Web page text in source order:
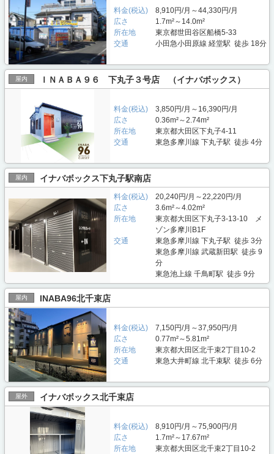
料金(税込)
8,910円/月～44,330円/月
広さ
1.7m²～14.0m²
所在地
東京都世田谷区船橋5-33
交通
小田急小田原線 経堂駅 徒歩 18分
屋内 ＩＮＡＢＡ９６ 下丸子３号店 （イナバボックス）
料金(税込)
3,850円/月～16,390円/月
広さ
0.36m²～2.74m²
所在地
東京都大田区下丸子4-11
交通
東急多摩川線 下丸子駅 徒歩 4分
屋内 イナバボックス下丸子駅南店
料金(税込)
20,240円/月～22,220円/月
広さ
3.6m²～4.02m²
所在地
東京都大田区下丸子3-13-10 メ
ゾン多摩川B1F
交通
東急多摩川線 下丸子駅 徒歩 3分
東急多摩川線 武蔵新田駅 徒歩 9
分
東急池上線 千鳥町駅 徒歩 9分
屋内 INABA96北千束店
料金(税込)
7,150円/月～37,950円/月
広さ
0.77m²～5.81m²
所在地
東京都大田区北千束2丁目10-2
交通
東急大井町線 北千束駅 徒歩 6分
屋外 イナバボックス北千束店
料金(税込)
8,910円/月～75,900円/月
広さ
1.7m²～17.67m²
所在地
東京都大田区北千束2丁目10-2